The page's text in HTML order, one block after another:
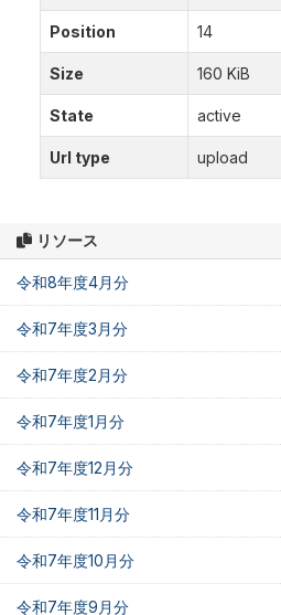
リソース
令和8年度4月分
令和7年度3月分
令和7年度2月分
令和7年度1月分
令和7年度12月分
令和7年度11月分
令和7年度10月分
令和7年度9月分
Position 14
Size 160 KiB
State active
Url type upload